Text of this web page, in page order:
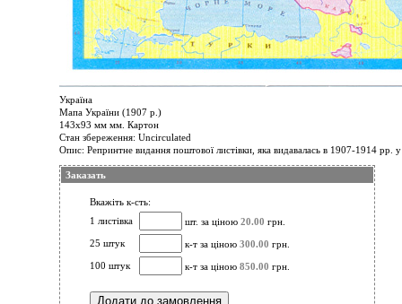
Україна
Мапа України (1907 р.)
143х93 мм мм. Картон
Стан збереження: Uncirculated
Опис: Репринтне видання поштової листівки, яка видавалась в 1907-1914
Заказать
Вкажіть к-сть:
1 листівка
шт. за ціною 20.00 грн.
25 штук
к-т за ціною 300.00 грн.
100 штук
к-т за ціною 850.00 грн.